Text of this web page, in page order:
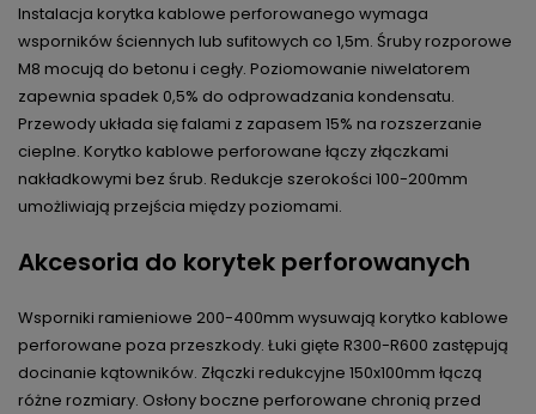
Instalacja korytka kablowe perforowanego wymaga
wsporników ściennych lub sufitowych co 1,5m. Śruby rozporowe
M8 mocują do betonu i cegły. Poziomowanie niwelatorem
zapewnia spadek 0,5% do odprowadzania kondensatu.
Przewody układa się falami z zapasem 15% na rozszerzanie
cieplne. Korytko kablowe perforowane łączy złączkami
nakładkowymi bez śrub. Redukcje szerokości 100-200mm
umożliwiają przejścia między poziomami.
Akcesoria do korytek perforowanych
Wsporniki ramieniowe 200-400mm wysuwają korytko kablowe
perforowane poza przeszkody. Łuki gięte R300-R600 zastępują
docinanie kątowników. Złączki redukcyjne 150x100mm łączą
różne rozmiary. Osłony boczne perforowane chronią przed